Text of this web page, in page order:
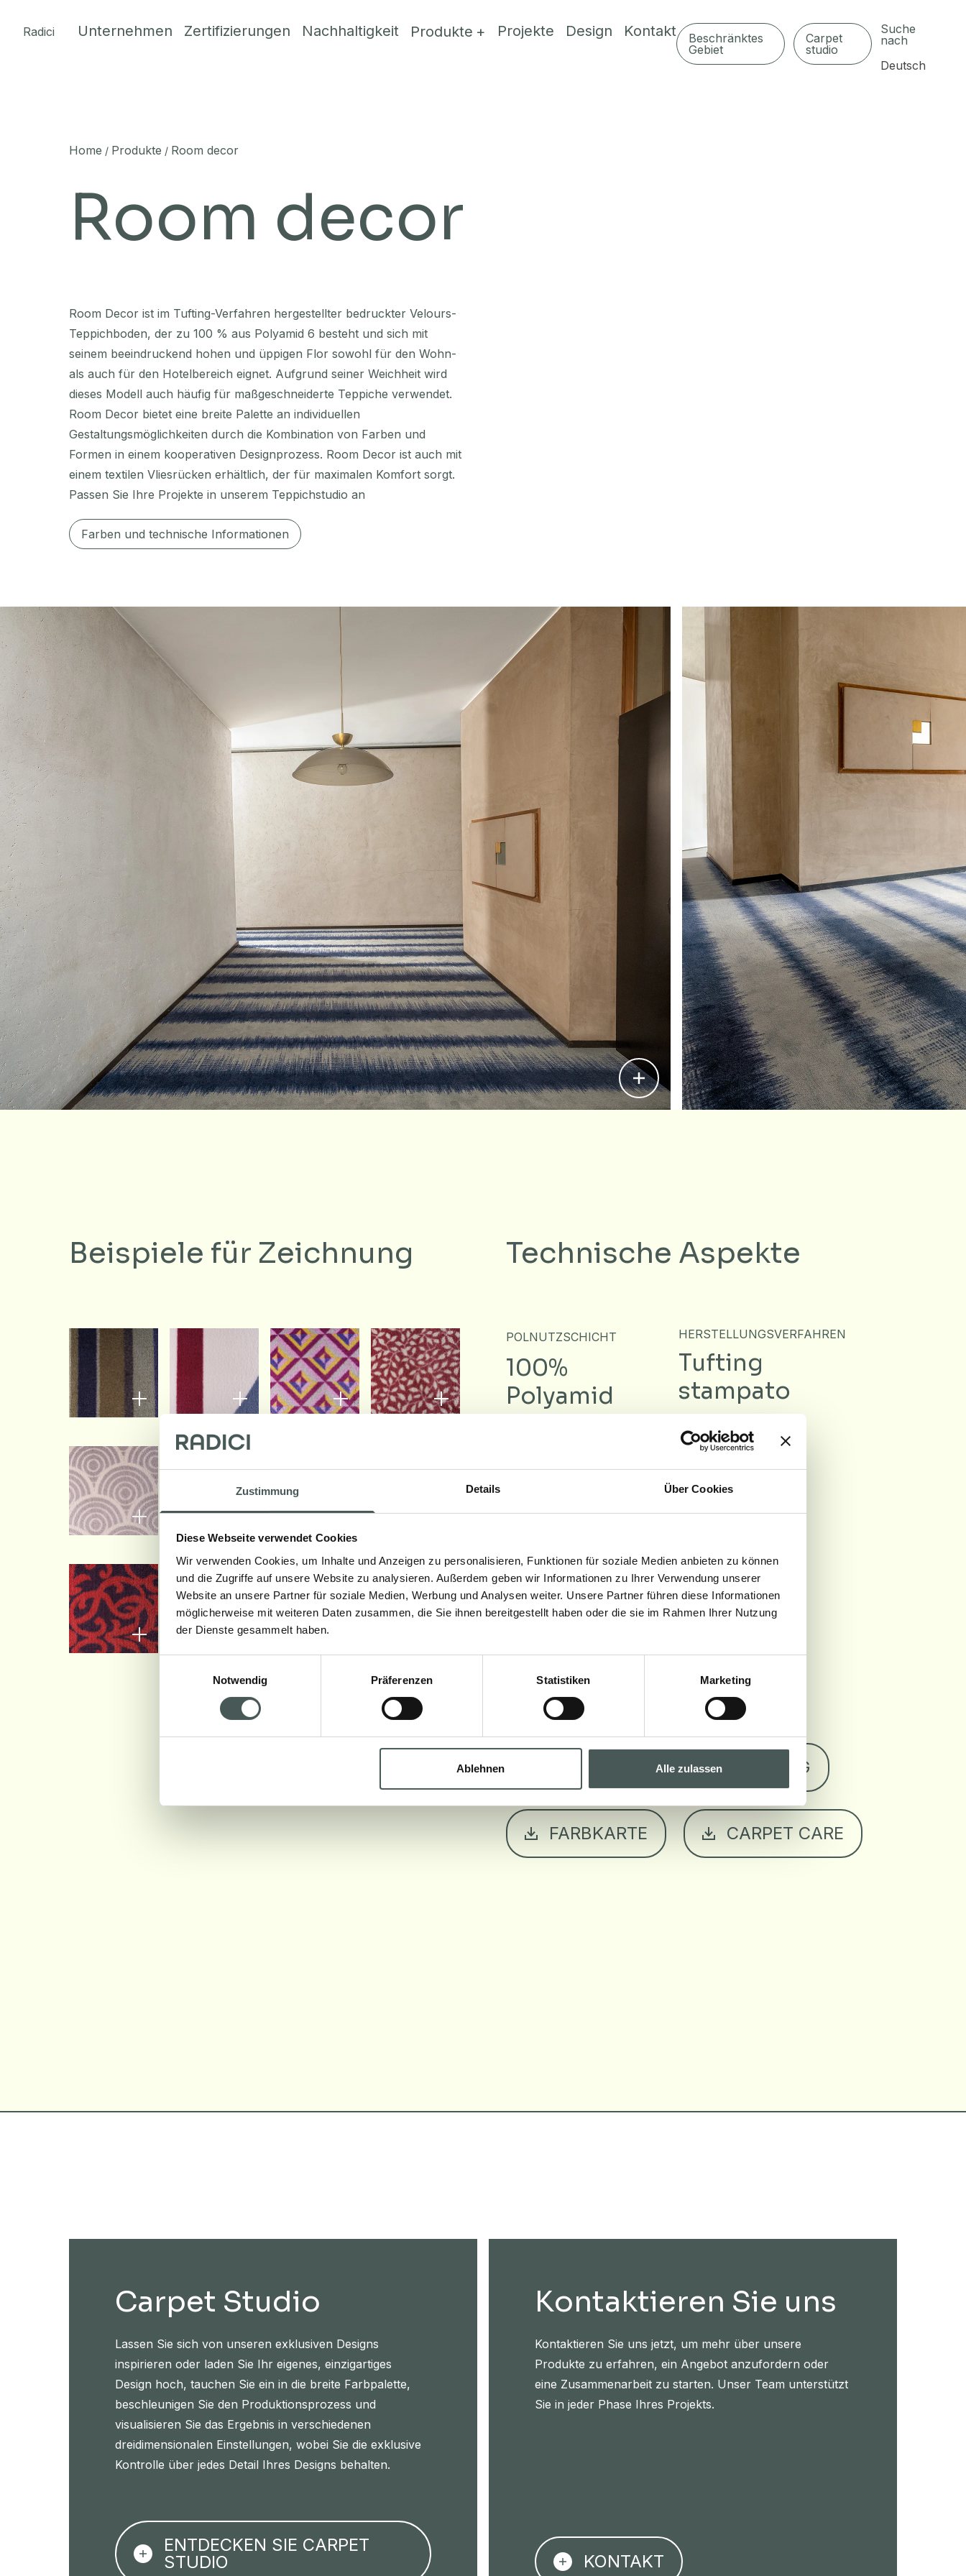
Zustimmung Details Über Cookies
Diese Webseite verwendet Cookies
Wir verwenden Cookies, um Inhalte und Anzeigen zu personalisieren, Funktionen für soziale Medien anbieten zu können
und die Zugriffe auf unsere Website zu analysieren. Außerdem geben wir Informationen zu Ihrer Verwendung unserer
Website an unsere Partner für soziale Medien, Werbung und Analysen weiter. Unsere Partner führen diese Informationen
möglicherweise mit weiteren Daten zusammen, die Sie ihnen bereitgestellt haben oder die sie im Rahmen Ihrer Nutzung
der Dienste gesammelt haben.
Notwendig
Präferenzen Statistiken Marketing
Ablehnen Alle zulassen
Radici
Unternehmen Zertifizierungen Nachhaltigkeit Produkte Projekte Design Kontakt
Beschränktes
Gebiet
Carpet
studio
Suche
nach
Deutsch
Home / Produkte / Room decor
Room decor
Room Decor ist im Tufting-Verfahren hergestellter bedruckter Velours-
Teppichboden, der zu 100 % aus Polyamid 6 besteht und sich mit
seinem beeindruckend hohen und üppigen Flor sowohl für den Wohn-
als auch für den Hotelbereich eignet. Aufgrund seiner Weichheit wird
dieses Modell auch häufig für maßgeschneiderte Teppiche verwendet.
Room Decor bietet eine breite Palette an individuellen
Gestaltungsmöglichkeiten durch die Kombination von Farben und
Formen in einem kooperativen Designprozess. Room Decor ist auch mit
einem textilen Vliesrücken erhältlich, der für maximalen Komfort sorgt.
Passen Sie Ihre Projekte in unserem Teppichstudio an
Farben und technische Informationen
Beispiele für Zeichnung Technische Aspekte
POLNUTZSCHICHT
100%
Polyamid
HERSTELLUNGSVERFAHREN
Tufting
stampato
± 7.5 mm
POLGEWICHT
± 1050
g/m²
Download
DATENBLATT
EUROPÄISCHE ZERTIFIZIERUNG
FARBKARTE CARPET CARE
Carpet Studio
Lassen Sie sich von unseren exklusiven Designs
inspirieren oder laden Sie Ihr eigenes, einzigartiges
Design hoch, tauchen Sie ein in die breite Farbpalette,
beschleunigen Sie den Produktionsprozess und
visualisieren Sie das Ergebnis in verschiedenen
dreidimensionalen Einstellungen, wobei Sie die exklusive
Kontrolle über jedes Detail Ihres Designs behalten.
ENTDECKEN SIE CARPET
STUDIO
Kontaktieren Sie uns
Kontaktieren Sie uns jetzt, um mehr über unsere
Produkte zu erfahren, ein Angebot anzufordern oder
eine Zusammenarbeit zu starten. Unser Team unterstützt
Sie in jeder Phase Ihres Projekts.
KONTAKT